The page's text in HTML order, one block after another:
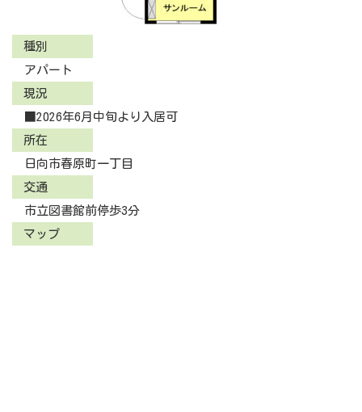
種別
アパート
現況
■2026年6月中旬より入居可
所在
日向市春原町一丁目
交通
市立図書館前停歩3分
マップ